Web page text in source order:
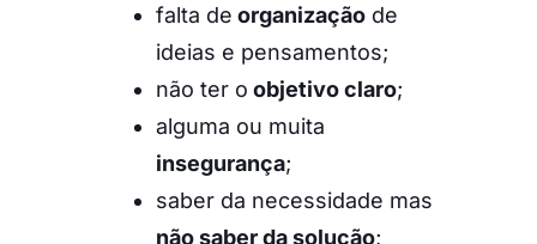
falta de organizaçãode
ideias e pensamentos;
não ter o objetivo claro;
alguma ou muita
insegurança;
saber da necessidade mas
não saber da solução;